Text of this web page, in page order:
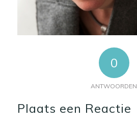
0
ANTWOORDEN
Plaats een Reactie